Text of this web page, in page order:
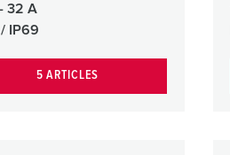
32 A
/ IP69
5 ARTICLES